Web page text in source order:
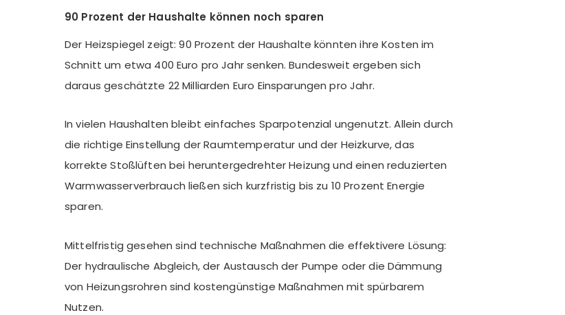
90 Prozent der Haushalte können noch sparen
Der Heizspiegel zeigt: 90 Prozent der Haushalte könnten ihre Kosten im
Schnitt um etwa 400 Euro pro Jahr senken. Bundesweit ergeben sich
daraus geschätzte 22 Milliarden Euro Einsparungen pro Jahr.
In vielen Haushalten bleibt einfaches Sparpotenzial ungenutzt. Allein durch
die richtige Einstellung der Raumtemperatur und der Heizkurve, das
korrekte Stoßlüften bei heruntergedrehter Heizung und einen reduzierten
Warmwasserverbrauch ließen sich kurzfristig bis zu 10 Prozent Energie
sparen.
Mittelfristig gesehen sind technische Maßnahmen die effektivere Lösung:
Der hydraulische Abgleich, der Austausch der Pumpe oder die Dämmung
von Heizungsrohren sind kostengünstige Maßnahmen mit spürbarem
Nutzen.